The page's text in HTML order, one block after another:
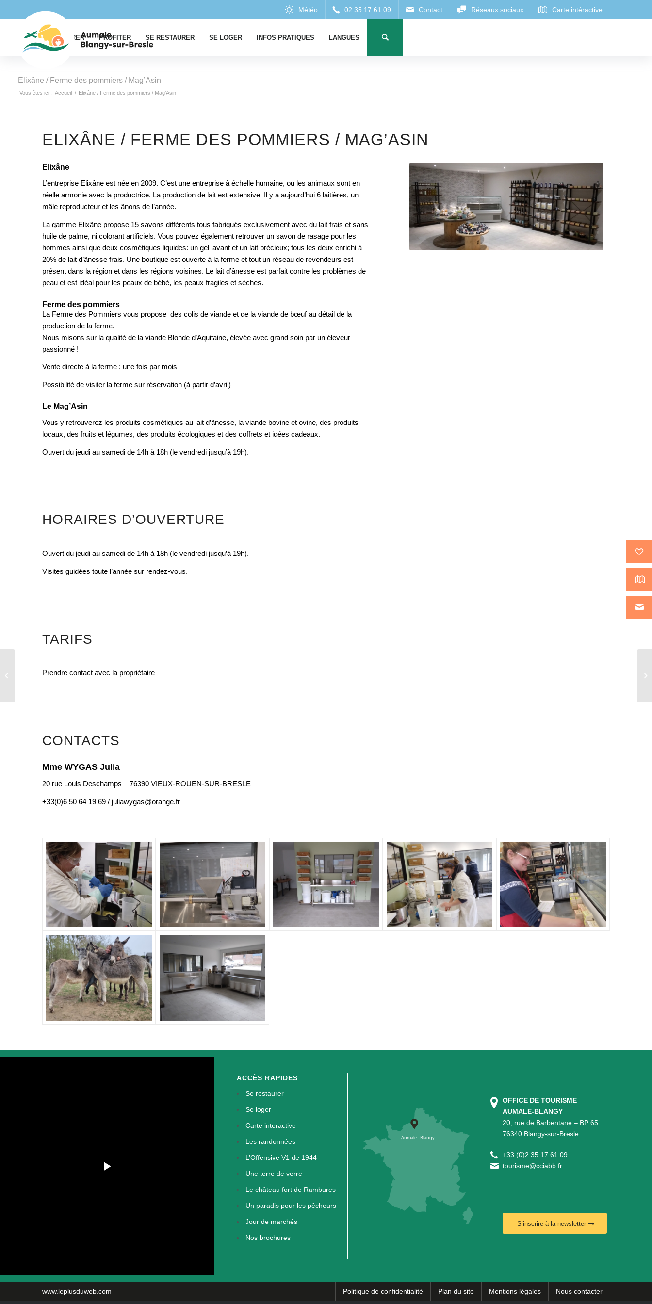
EXPLORER PROFITER SE RESTAURER SE LOGER INFOS PRATIQUES LANGUES
Elixâne / Ferme des pommiers / Mag’Asin
Vous êtes ici : Accueil / Elixâne / Ferme des pommiers / Mag’Asin
ELIXÂNE / FERME DES POMMIERS / MAG’ASIN
Elixâne
L’entreprise Elixâne est née en 2009. C’est une entreprise à échelle humaine, ou les animaux sont en
réelle armonie avec la productrice. La production de lait est extensive. Il y a aujourd’hui 6 laitières, un
mâle reproducteur et les ânons de l’année.
La gamme Elixâne propose 15 savons différents tous fabriqués exclusivement avec du lait frais et sans
huile de palme, ni colorant artificiels. Vous pouvez également retrouver un savon de rasage pour les
hommes ainsi que deux cosmétiques liquides: un gel lavant et un lait précieux; tous les deux enrichi à
20% de lait d’ânesse frais. Une boutique est ouverte à la ferme et tout un réseau de revendeurs est
présent dans la région et dans les régions voisines. Le lait d’ânesse est parfait contre les problèmes de
peau et est idéal pour les peaux de bébé, les peaux fragiles et sèches.
Ferme des pommiers
La Ferme des Pommiers vous propose des colis de viande et de la viande de bœuf au détail de la
production de la ferme.
Nous misons sur la qualité de la viande Blonde d’Aquitaine, élevée avec grand soin par un éleveur
passionné !
Vente directe à la ferme : une fois par mois
Possibilité de visiter la ferme sur réservation (à partir d’avril)
Le Mag’Asin
Vous y retrouverez les produits cosmétiques au lait d’ânesse, la viande bovine et ovine, des produits
locaux, des fruits et légumes, des produits écologiques et des coffrets et idées cadeaux.
Ouvert du jeudi au samedi de 14h à 18h (le vendredi jusqu’à 19h).
HORAIRES D’OUVERTURE
Ouvert du jeudi au samedi de 14h à 18h (le vendredi jusqu’à 19h).
Visites guidées toute l’année sur rendez-vous.
TARIFS
Prendre contact avec la propriétaire
CONTACTS
Mme WYGAS Julia
20 rue Louis Deschamps – 76390 VIEUX-ROUEN-SUR-BRESLE
+33(0)6 50 64 19 69 / juliawygas@orange.fr
ACCÈS RAPIDES
Se restaurer
Se loger
Carte interactive
Les randonnées
L’Offensive V1 de 1944
Une terre de verre
Le château fort de Rambures
Un paradis pour les pêcheurs
Jour de marchés
Nos brochures
OFFICE DE TOURISME
AUMALE-BLANGY
20, rue de Barbentane – BP 65
76340 Blangy-sur-Bresle
+33 (0)2 35 17 61 09
tourisme@cciabb.fr
S’inscrire à la newsletter
www.leplusduweb.com Politique de confidentialité Plan du site Mentions légales Nous contacter
Le moulin du petit